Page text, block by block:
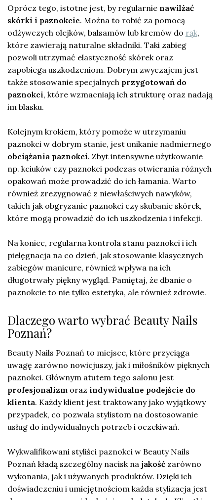
Oprócz tego, istotne jest, by regularnie nawilżać
skórki i paznokcie. Można to robić za pomocą
odżywczych olejków, balsamów lub kremów do rąk,
które zawierają naturalne składniki. Taki zabieg
pozwoli utrzymać elastyczność skórek oraz
zapobiega uszkodzeniom. Dobrym zwyczajem jest
także stosowanie specjalnych przygotowań do
paznokci, które wzmacniają ich strukturę oraz nadają
im blasku.
Kolejnym krokiem, który pomoże w utrzymaniu
paznokci w dobrym stanie, jest unikanie nadmiernego
obciążania paznokci. Zbyt intensywne użytkowanie
np. kciuków czy paznokci podczas otwierania różnych
opakowań może prowadzić do ich łamania. Warto
również zrezygnować z niewłaściwych nawyków,
takich jak obgryzanie paznokci czy skubanie skórek,
które mogą prowadzić do ich uszkodzenia i infekcji.
Na koniec, regularna kontrola stanu paznokci i ich
pielęgnacja na co dzień, jak stosowanie klasycznych
zabiegów manicure, również wpływa na ich
długotrwały piękny wygląd. Pamiętaj, że dbanie o
paznokcie to nie tylko estetyka, ale również zdrowie.
Dlaczego warto wybrać Beauty Nails
Poznań?
Beauty Nails Poznań to miejsce, które przyciąga
uwagę zarówno nowicjuszy, jak i miłośników pięknych
paznokci. Głównym atutem tego salonu jest
profesjonalizm oraz indywidualne podejście do
klienta. Każdy klient jest traktowany jako wyjątkowy
przypadek, co pozwala stylistom na dostosowanie
usług do indywidualnych potrzeb i oczekiwań.
Wykwalifikowani styliści paznokci w Beauty Nails
Poznań kładą szczególny nacisk na jakość zarówno
wykonania, jak i używanych produktów. Dzięki ich
doświadczeniu i umiejętnościom każda stylizacja jest